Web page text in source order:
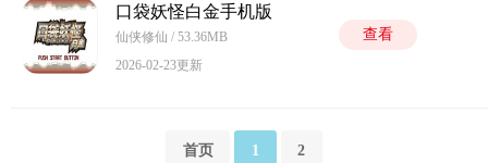
口袋妖怪白金手机版
仙侠修仙 / 53.36MB
2026-02-23更新
查看
首页 1 2